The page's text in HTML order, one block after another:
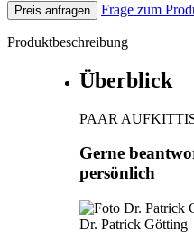
Preis anfragen Frage zum
Produktbeschreibung
Überblick
PAAR
Gerne
persönlich
Dr. Patrick Götting